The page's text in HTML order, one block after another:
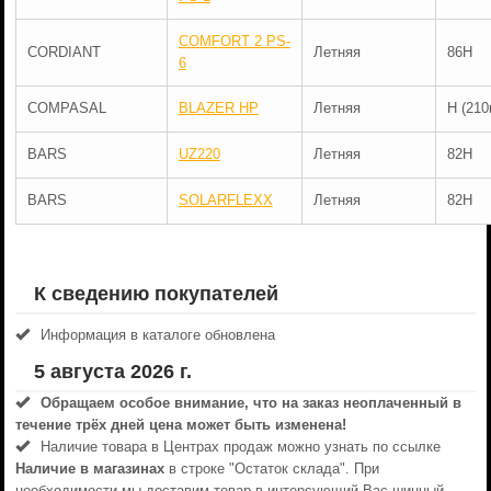
CORDIANT
COMFORT 2 PS-
6
Летняя 86H
COMPASAL BLAZER HP Летняя H
BARS UZ220 Летняя 82H
BARS SOLARFLEXX Летняя 82H
К сведению покупателей
Информация в каталоге обновлена
5 августа 2026 г.
Обращаем особое внимание, что на заказ неоплаченный в
течениe трёх дней цена может быть изменена!
Наличие товара в Центрах продаж можно узнать по ссылке
Наличие в магазинахв строке "Остаток склада". При